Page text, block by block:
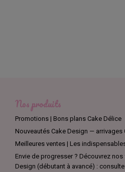
Nos produits
Promotions | Bons plans Cake Délice
Nouveautés Cake Design — arrivages
Meilleures ventes | Les
Envie de progresser ? Découvrez
Design (débutant à avancé) :